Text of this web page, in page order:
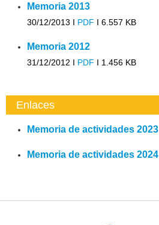
Memoria 2013
30/12/2013 I PDF I 6.557 KB
Memoria 2012
31/12/2012 I PDF I 1.456 KB
Enlaces
Memoria de actividades 2023
Memoria de actividades 2024